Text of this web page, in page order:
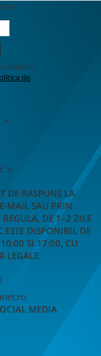
de
DE RASPUNS LA
MAIL SAU PRIN
DE 1–2 ZILE
ESTE DISPONIBIL DE
SI 17:00, CU
LEGALE.
MEDIA